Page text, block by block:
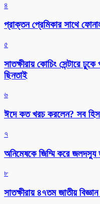
৪
প্রাক্তন প্রেমিকার সাথে
৫
সাতক্ষীরায় কোচিং সেন্টারে
ছিনতাই
৬
ঈদে কত খরচ করলেন? সব
৭
অনিমেষকে জিম্মি করে
৮
সাতক্ষীরায় ৪৭তম জাতীয়